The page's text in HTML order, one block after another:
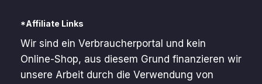
*Affiliate Links
Wir sind ein Verbraucherportal und kein
Online-Shop, aus diesem Grund finanzieren wir
unsere Arbeit durch die Verwendung von